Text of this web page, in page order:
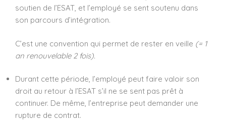
soutien de l’ESAT, et l’employé se sent soutenu dans
son parcours d’intégration.
C’est une convention qui permet de rester en veille (= 1
an renouvelable 2 fois).
Durant cette période, l’employé peut faire valoir son
droit au retour à l’ESAT s’il ne se sent pas prêt à
continuer. De même, l’entreprise peut demander une
rupture de contrat.